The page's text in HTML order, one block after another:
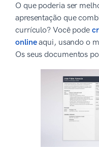
O que poderia ser
apresentação que
currículo? Você pode
onlineaqui, usando o
Os seus documentos